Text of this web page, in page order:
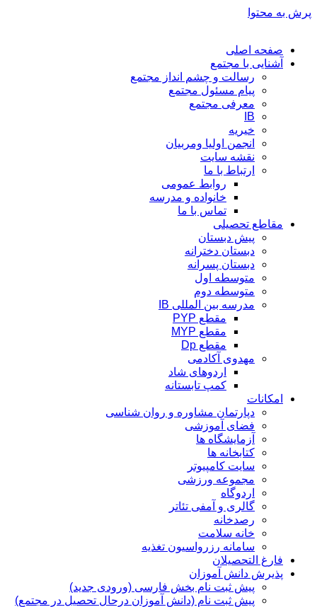
پرش به محتوا
صفحه اصلی
آشنایی با مجتمع
رسالت و چشم انداز مجتمع
پیام مسئول مجتمع
معرفی مجتمع
IB
خیریه
انجمن اولیا ومربیان
نقشه سایت
ارتباط با ما
روابط عمومی
خانواده و مدرسه
تماس با ما
مقاطع تحصیلی
پیش دبستان
دبستان دخترانه
دبستان پسرانه
متوسطه اول
متوسطه دوم
مدرسه بین المللی IB
مقطع PYP
مقطع MYP
مقطع Dp
مهدوی آکادمی
اردوهای شاد
کمپ تابستانه
امکانات
دپارتمان مشاوره و روان شناسی
فضای آموزشی
آزمایشگاه ها
کتابخانه ها
سایت کامپیوتر
مجموعه ورزشی
اردوگاه
گالری و آمفی تئاتر
رصدخانه
خانه سلامت
سامانه رزرواسیون تغذیه
فارغ التحصیلان
پذیرش دانش آموزان
پیش ثبت نام بخش فارسی (ورودی جدید)
پیش ثبت نام (دانش آموزان درحال تحصیل در مجتمع)